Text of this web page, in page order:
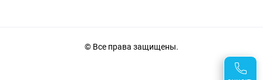
© Все права защищены.